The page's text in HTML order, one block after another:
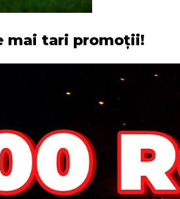
mai tari promoții!